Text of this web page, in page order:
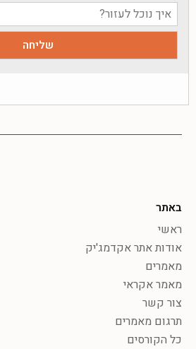
באתר
ראשי
אודות אתר אקדמג'יק
מאמרים
מאמר אקראי
צור קשר
תרגום מאמרים
כל הקורסים